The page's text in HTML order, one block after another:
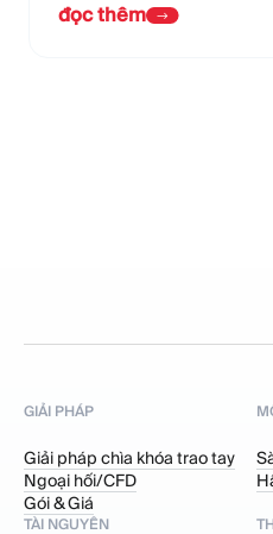
đọc thêm
GIẢI PHÁP
Giải pháp chìa khóa trao tay
Ngoại hối/CFD
Gói & Giá
TÀI NGUYÊN